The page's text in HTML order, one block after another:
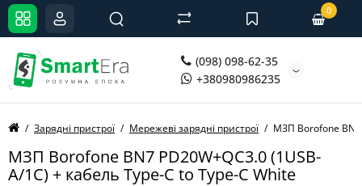
(098) 098-62-35
+380980986235
0
Зарядні пристрої Мережеві зарядні пристрої МЗП Borofone BN7
МЗП Borofone BN7 PD20W+QC3.0 (1USB-
A/1C) + кабель Type-C to Type-C White